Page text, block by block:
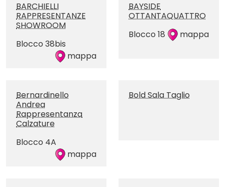
BARCHIELLI
RAPPRESENTANZE
SHOWROOM
Blocco 38bis
mappa
BAYSIDE
OTTANTAQUATTRO
Blocco 18
mappa
Bernardinello
Andrea
Rappresentanza
Calzature
Blocco 4A
mappa
Bold Sala Taglio